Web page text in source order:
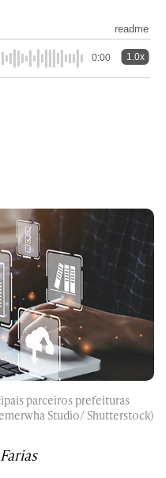
readme
0:00 1.0x
parceiros prefeituras
Studio/ Shutterstock)